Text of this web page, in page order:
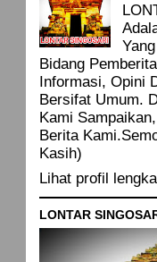
Bidang
Informasi, Opini
Bersifat Umum.
Kami
Berita
Kasih)
Lihat profil
LONTAR